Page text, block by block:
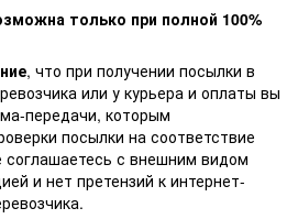
только при полной 100%
, что при получении посылки в
или у курьера и оплаты вы
передачи, которым
посылки на соответствие
соглашаетесь с внешним видом
и нет претензий к интернет-